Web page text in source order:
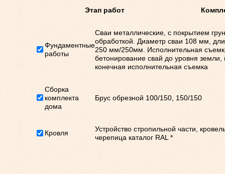
Этап работ
Фундаментные
работы
Сваи металлические, с покрытием
обработкой. Диаметр сваи 108 мм,
250 мм/250мм. Исполнительная
бетонирование свай до уровня земли,
конечная исполнительная съемка
Сборка
комплекта
дома
Брус обрезной 100/150, 150/150
Кровля
Устройство стропильной части,
черепица каталог RAL *